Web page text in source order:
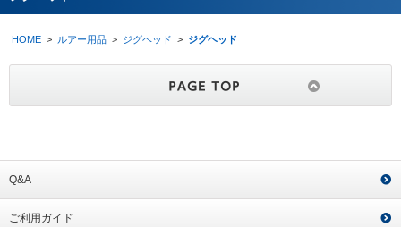
HOME > ルアー用品 > ジグヘッド > ジグヘッド
Q&A
ご利用ガイド